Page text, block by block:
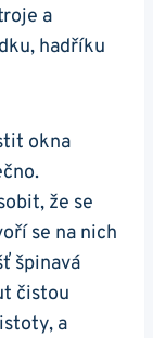
a
hadříku
okna
že se
se na nich
špinavá
čistou
a